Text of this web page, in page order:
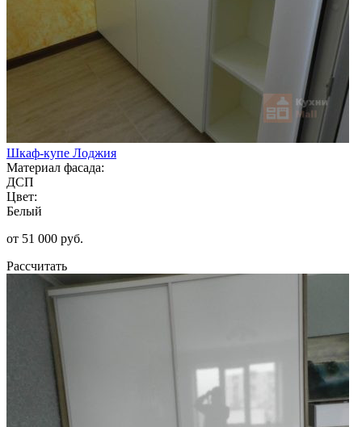
Шкаф-купе Лоджия
Материал фасада:
ДСП
Цвет:
Белый
от 51 000 руб.
Рассчитать